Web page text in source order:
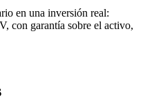
en una inversión real:
con garantía sobre el activo,